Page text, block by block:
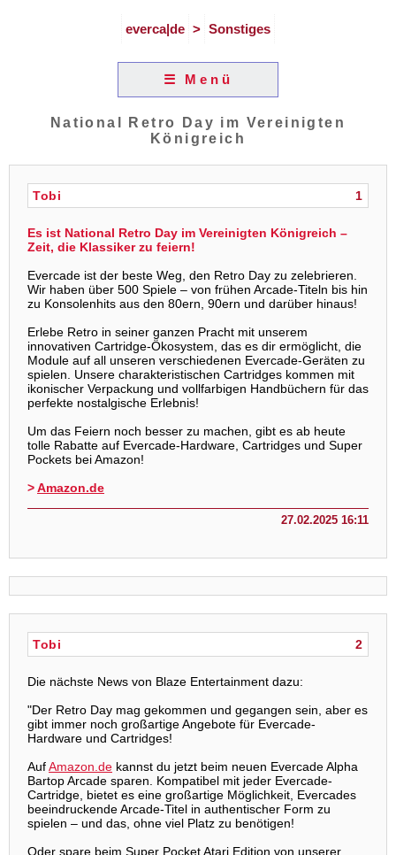
everca|de > Sonstiges
☰ Menü
National Retro Day im Vereinigten
Königreich
1
Tobi
Es ist National Retro Day im Vereinigten Königreich –
Zeit, die Klassiker zu feiern!
Evercade ist der beste Weg, den Retro Day zu zelebrieren.
Wir haben über 500 Spiele – von frühen Arcade-Titeln bis hin
zu Konsolenhits aus den 80ern, 90ern und darüber hinaus!
Erlebe Retro in seiner ganzen Pracht mit unserem
innovativen Cartridge-Ökosystem, das es dir ermöglicht, die
Module auf all unseren verschiedenen Evercade-Geräten zu
spielen. Unsere charakteristischen Cartridges kommen mit
ikonischer Verpackung und vollfarbigen Handbüchern für das
perfekte nostalgische Erlebnis!
Um das Feiern noch besser zu machen, gibt es ab heute
tolle Rabatte auf Evercade-Hardware, Cartridges und Super
Pockets bei Amazon!
>Amazon.de
27.02.2025 16:11
2
Tobi
Die nächste News von Blaze Entertainment dazu:
"Der Retro Day mag gekommen und gegangen sein, aber es
gibt immer noch großartige Angebote für Evercade-
Hardware und Cartridges!
AufAmazon.de kannst du jetzt beim neuen Evercade Alpha
Bartop Arcade sparen. Kompatibel mit jeder Evercade-
Cartridge, bietet es eine großartige Möglichkeit, Evercades
beeindruckende Arcade-Titel in authentischer Form zu
spielen – und das, ohne viel Platz zu benötigen!
Oder spare beim Super Pocket Atari Edition von unserer